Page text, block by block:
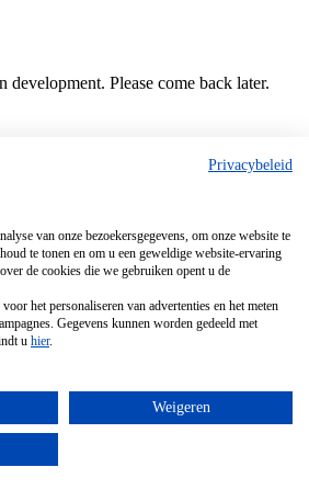
development. Please come back later.
Privacybeleid
van onze bezoekersgegevens, om onze website te
te tonen en om u een geweldige website-ervaring
de cookies die we gebruiken opent u de
het personaliseren van advertenties en het meten
Gegevens kunnen worden gedeeld met
u hier.
Weigeren